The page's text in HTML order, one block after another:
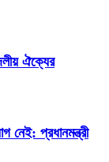
ঐক্যের
নেই: প্রধানমন্ত্রী